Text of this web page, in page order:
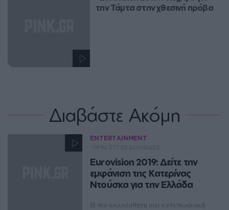
την Τάμτα στην χθεσινή πρόβα
Διαβάστε Ακόμη
ENTERTAINMENT
Eurovision 2019: Δείτε την
εμφάνιση της Κατερίνας
Ντούσκα για την Ελλάδα
Η πιο καλαίσθητη και εντυπωσιακή